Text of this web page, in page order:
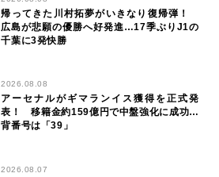
帰ってきた川村拓夢がいきなり復帰弾！
広島が悲願の優勝へ好発進…17季ぶりJ1の
千葉に3発快勝
2026.08.08
アーセナルがギマランイス獲得を正式発
表！ 移籍金約159億円で中盤強化に成功…
背番号は「39」
2026.08.07